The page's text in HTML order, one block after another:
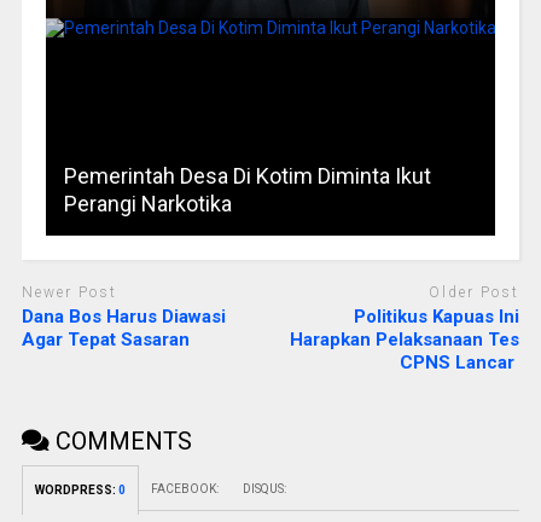
Pemerintah Desa Di Kotim Diminta Ikut
Perangi Narkotika
Newer Post
Dana Bos Harus Diawasi
Agar Tepat Sasaran
Older Post
Politikus Kapuas Ini
Harapkan Pelaksanaan Tes
CPNS Lancar
COMMENTS
WORDPRESS: 0 FACEBOOK: DISQUS: